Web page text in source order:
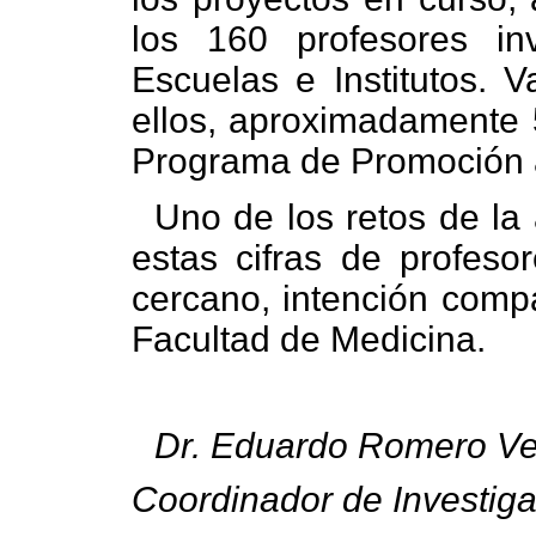
los 160 profesores
Escuelas e Institutos.
ellos,
Programa de
Uno de los retos de la
estas cifras de
cercano, intención
Facultad de Medicina.
Dr. Eduardo Romero
Coordinador de